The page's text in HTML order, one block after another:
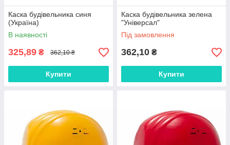
Каска будівельника синя
(Україна)
В наявності
325,89 ₴ 362,10 ₴
Купити
Каска будівельника зелена
"Універсал"
Під замовлення
362,10 ₴
Купити